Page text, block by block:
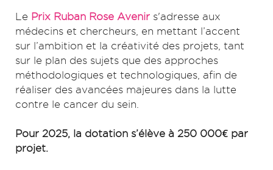
Le Prix Ruban Rose Avenir s'adresse aux
médecins et chercheurs, en mettant l’accent
sur l’ambition et la créativité des projets, tant
sur le plan des sujets que des approches
méthodologiques et technologiques, afin de
réaliser des avancées majeures dans la lutte
contre le cancer du sein.
Pour 2025, la dotation s’élève à 250 000€ par
projet.